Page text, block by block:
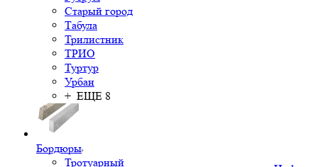
Старый город
Табула
Трилистник
ТРИО
Туртур
Урбан
+ ЕЩЕ 8
Бордюры
Тротуарный